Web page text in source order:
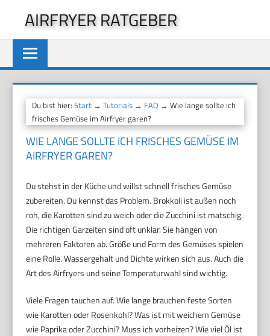
springen
AIRFRYER RATGEBER
Du bist hier:Start →Tutorials → FAQ → Wie lange sollte ich
frisches Gemüse im Airfryer garen?
WIE LANGE SOLLTE ICH FRISCHES GEMÜSE IM
AIRFRYER GAREN?
Du stehst in der Küche und willst schnell frisches Gemüse
zubereiten. Du kennst das Problem. Brokkoli ist außen noch
roh, die Karotten sind zu weich oder die Zucchini ist matschig.
Die richtigen Garzeiten sind oft unklar. Sie hängen von
mehreren Faktoren ab. Größe und Form des Gemüses spielen
eine Rolle. Wassergehalt und Dichte wirken sich aus. Auch die
Art des Airfryers und seine Temperaturwahl sind wichtig.
Viele Fragen tauchen auf. Wie lange brauchen feste Sorten
wie Karotten oder Rosenkohl? Was ist mit weichem Gemüse
wie Paprika oder Zucchini? Muss ich vorheizen? Wie viel Öl ist